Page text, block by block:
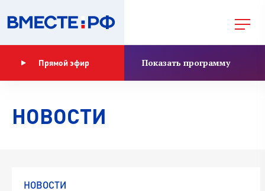
Прямой эфир Показать программу
НОВОСТИ
НОВОСТИ